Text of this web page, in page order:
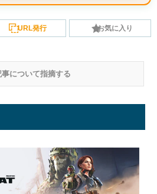
URL発行 お気に入り
事について指摘する